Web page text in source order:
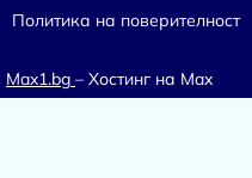
Политика на поверителност
Max1.bg – Хостинг на Max